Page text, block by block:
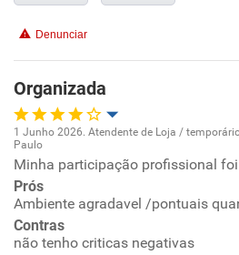
Não recomenda esta empresa
Não recomenda a diretoria
Denunciar
Organizada
Oportunidade de promoção
Ambiente de trabalho
Conciliação com a vida familiar
1 Junho 2026. Atendente de Loja /
Paulo
Minha participação profissional
Prós
Ambiente agradavel /pontuais
Contras
não tenho criticas negativas